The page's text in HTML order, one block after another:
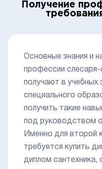
Получение
Основные знания и
профессии слесаря-
получают в учебных
специального
получить такие
под руководством
Именно для второй
требуется купить
диплом сантехника,